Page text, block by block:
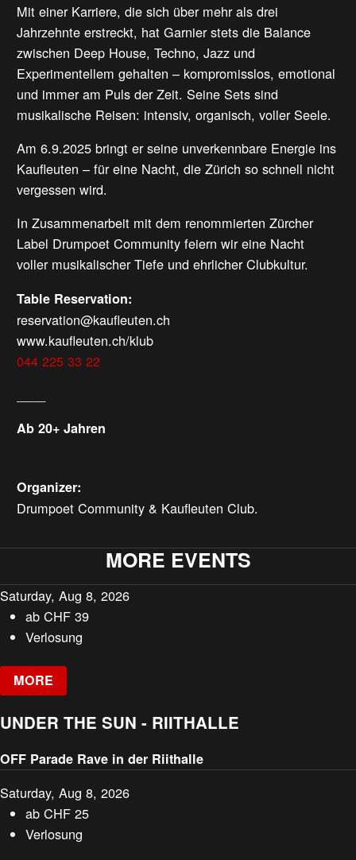
Mit einer Karriere, die sich über mehr als drei
Jahrzehnte erstreckt, hat Garnier stets die Balance
zwischen Deep House, Techno, Jazz und
Experimentellem gehalten – kompromisslos, emotional
und immer am Puls der Zeit. Seine Sets sind
musikalische Reisen: intensiv, organisch, voller Seele.
Am 6.9.2025 bringt er seine unverkennbare Energie ins
Kaufleuten – für eine Nacht, die Zürich so schnell nicht
vergessen wird.
In Zusammenarbeit mit dem renommierten Zürcher
Label Drumpoet Community feiern wir eine Nacht
voller musikalischer Tiefe und ehrlicher Clubkultur.
Table Reservation:
reservation@kaufleuten.ch
www.kaufleuten.ch/klub
044 225 33 22
Ab 20+ Jahren
Organizer:
Drumpoet Community & Kaufleuten Club.
MORE EVENTS
Saturday, Aug 8, 2026
abCHF 39
Verlosung
MORE
UNDER THE SUN - RIITHALLE
OFF Parade Rave in der Riithalle
Saturday, Aug 8, 2026
abCHF 25
Verlosung